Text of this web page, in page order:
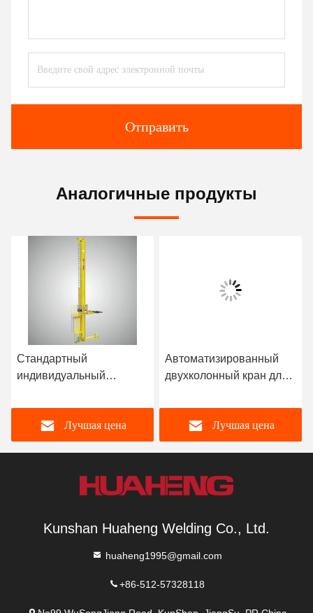
Отправить
Аналогичные продукты
Стандартный
индивидуальный
глубокий пластиновый
палетный кранЛучшая цена
Автоматизированный
двухколонный кран для
Лучшая цена
Kunshan Huaheng Welding Co., Ltd.
huaheng1995@gmail.com
+86-512-57328118